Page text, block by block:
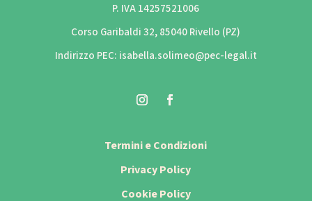
P. IVA 14257521006
Corso Garibaldi 32, 85040 Rivello (PZ)
Indirizzo PEC: isabella.solimeo@pec-legal.it
Termini e Condizioni
Privacy Policy
Cookie Policy